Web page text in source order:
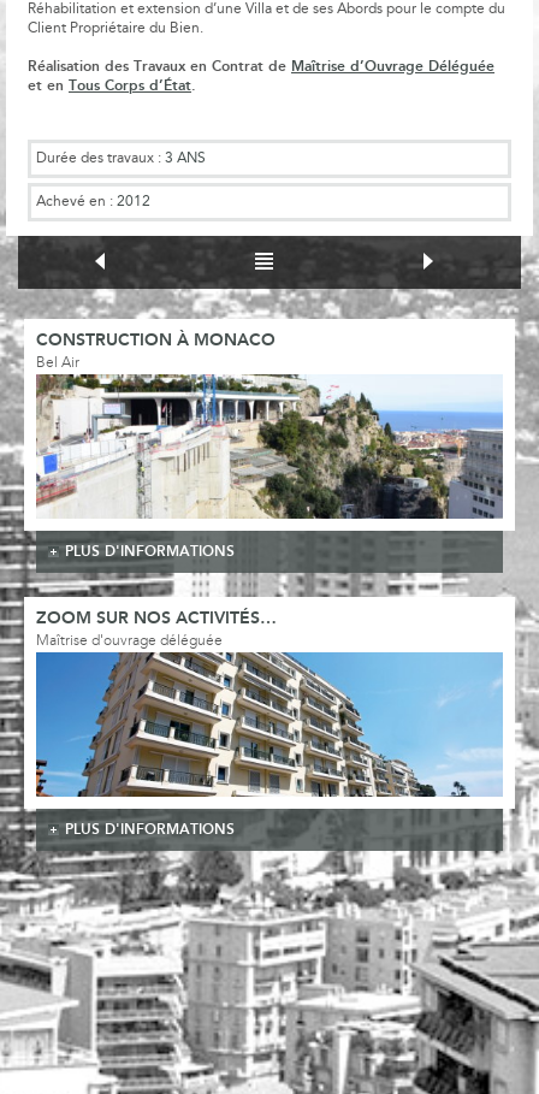
Réhabilitation et extension d’une Villa et de ses Abords pour le compte du
Client Propriétaire du Bien.
Réalisation des Travaux en Contrat de Maîtrise d’Ouvrage Déléguée
et en Tous Corps d’État
Durée des travaux : 3 ANS
Achevé en : 2012
CONSTRUCTION À MONACO
Bel Air
PLUS D'INFORMATIONS
ZOOM SUR NOS ACTIVITÉS…
Maîtrise d'ouvrage déléguée
PLUS D'INFORMATIONS